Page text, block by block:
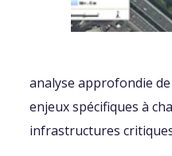
analyse approfondie
enjeux spécifiques à
infrastructures